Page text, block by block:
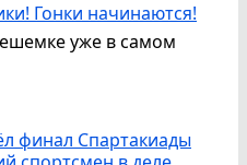
Гонки начинаются!
уже в самом
финал Спартакиады